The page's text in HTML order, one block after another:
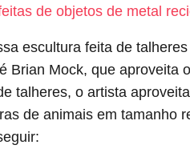
escultura feita de
Brian Mock, que aproveita
talheres, o artista
de animais em tamanho